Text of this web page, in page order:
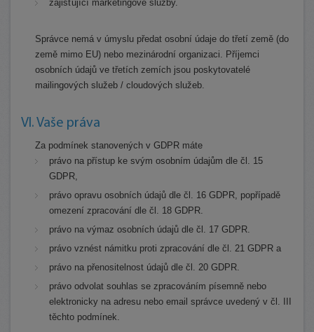
zajišťující marketingové služby.
Správce nemá v úmyslu předat osobní údaje do třetí země (do
země mimo EU) nebo mezinárodní organizaci. Příjemci
osobních údajů ve třetích zemích jsou poskytovatelé
mailingových služeb / cloudových služeb.
VI. Vaše práva
Za podmínek stanovených v GDPR máte
právo na přístup ke svým osobním údajům dle čl. 15
GDPR,
právo opravu osobních údajů dle čl. 16 GDPR, popřípadě
omezení zpracování dle čl. 18 GDPR.
právo na výmaz osobních údajů dle čl. 17 GDPR.
právo vznést námitku proti zpracování dle čl. 21 GDPR a
právo na přenositelnost údajů dle čl. 20 GDPR.
právo odvolat souhlas se zpracováním písemně nebo
elektronicky na adresu nebo email správce uvedený v čl. III
těchto podmínek.